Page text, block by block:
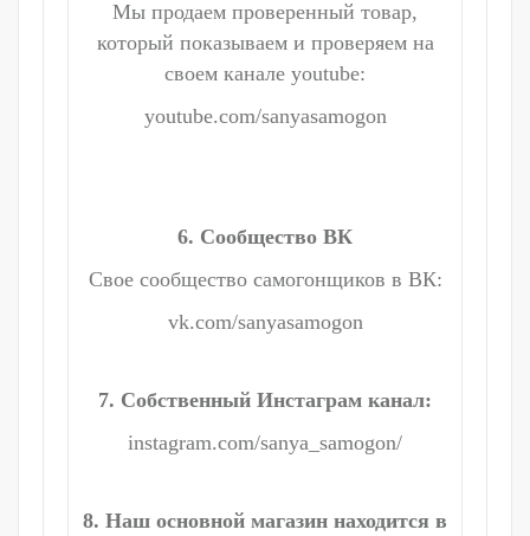
Мы продаем проверенный товар,
который показываем и проверяем на
своем канале youtube:
youtube.com/sanyasamogon
6. Сообщество ВК
Свое сообщество самогонщиков в ВК:
vk.com/sanyasamogon
7. Собственный Инстаграм канал:
instagram.com/sanya_samogon/
8. Наш основной магазин находится в